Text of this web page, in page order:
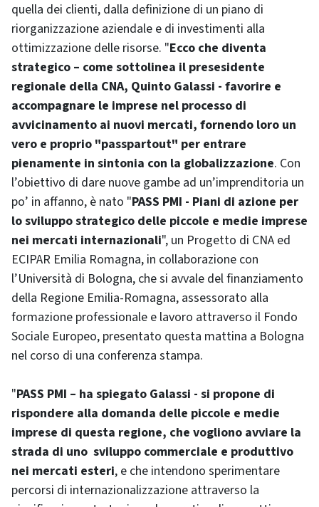
quella dei clienti, dalla definizione di un piano di
riorganizzazione aziendale e di investimenti alla
ottimizzazione delle risorse. "Ecco che diventa
strategico – come sottolinea il presesidente
regionale della CNA, Quinto Galassi - favorire e
accompagnare le imprese nel processo di
avvicinamento ai nuovi mercati, fornendo loro un
vero e proprio "passpartout" per entrare
pienamente in sintonia con la globalizzazione. Con
l’obiettivo di dare nuove gambe ad un’imprenditoria un
po’ in affanno, è nato "PASS PMI - Piani di azione per
lo sviluppo strategico delle piccole e medie imprese
nei mercati internazionali", un Progetto di CNA ed
ECIPAR Emilia Romagna, in collaborazione con
l’Università di Bologna, che si avvale del finanziamento
della Regione Emilia-Romagna, assessorato alla
formazione professionale e lavoro attraverso il Fondo
Sociale Europeo, presentato questa mattina a Bologna
nel corso di una conferenza stampa.
"PASS PMI – ha spiegato Galassi - si propone di
rispondere alla domanda delle piccole e medie
imprese di questa regione, che vogliono avviare la
strada di uno sviluppo commerciale e produttivo
nei mercati esteri, e che intendono sperimentare
percorsi di internazionalizzazione attraverso la